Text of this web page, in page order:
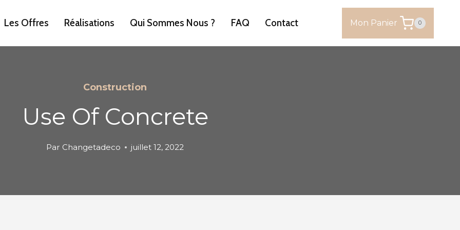
Les Offres Réalisations Qui Sommes Nous ? FAQ Contact Mon Panier 0
Construction
Use Of Concrete
Par Changetadeco juillet 12, 2022